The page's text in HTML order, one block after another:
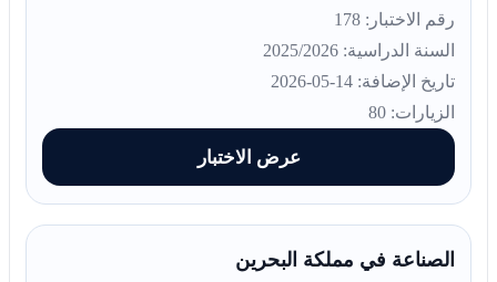
رقم الاختبار: 178
السنة الدراسية: 2025/2026
تاريخ الإضافة: 14-05-2026
الزيارات: 80
عرض الاختبار
الصناعة في مملكة البحرين